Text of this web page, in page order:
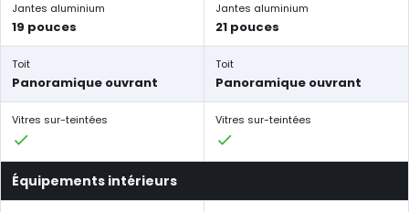
Jantes aluminium
19 pouces
Jantes aluminium
21 pouces
Toit
Panoramique ouvrant
Toit
Panoramique ouvrant
Vitres sur-teintées Vitres sur-teintées
Équipements intérieurs